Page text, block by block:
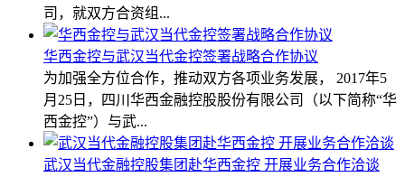
司，就双方合资组...
华西金控与武汉当代金控签署战略合作协议
为加强全方位合作，推动双方各项业务发展， 2017年5
月25日，四川华西金融控股股份有限公司（以下简称“华
西金控”）与武...
武汉当代金融控股集团赴华西金控 开展业务合作洽谈